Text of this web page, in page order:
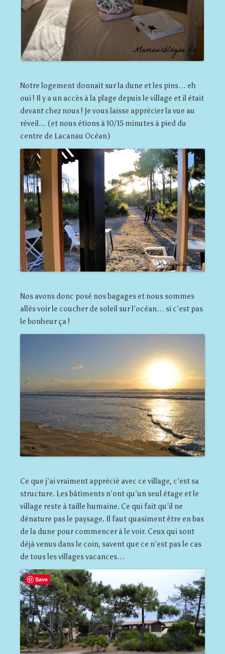
Notre logement donnait sur la dune et les pins… eh
oui ! Il y a un accès à la plage depuis le village et il était
devant chez nous ! Je vous laisse apprécier la vue au
réveil… (et nous étions à 10/15 minutes à pied du
centre de Lacanau Océan)
Nos avons donc posé nos bagages et nous sommes
allés voir le coucher de soleil sur l’océan… si c’est pas
le bonheur ça !
Ce que j’ai vraiment apprécié avec ce village, c’est sa
structure. Les bâtiments n’ont qu’un seul étage et le
village reste à taille humaine. Ce qui fait qu’il ne
dénature pas le paysage. Il faut quasiment être en bas
de la dune pour commencer à le voir. Ceux qui sont
déjà venus dans le coin, savent que ce n’est pas le cas
de tous les villages vacances…
Save